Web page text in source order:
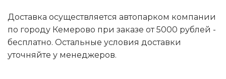
Доставка осуществляется автопарком компании
по городу Кемерово при заказе от 5000 рублей -
бесплатно. Остальные условия доставки
уточняйте у менеджеров.